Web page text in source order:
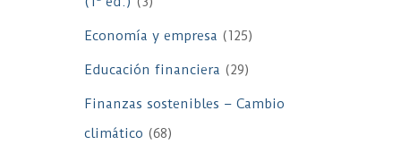
Economía y empresa (125)
Educación financiera (29)
Finanzas sostenibles – Cambio
climático (68)